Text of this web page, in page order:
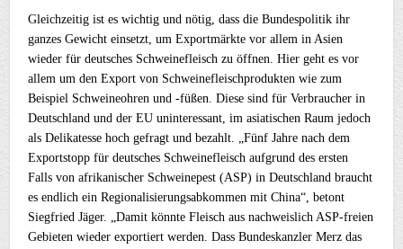
Gleichzeitig ist es wichtig und nötig, dass die Bundespolitik ihr
ganzes Gewicht einsetzt, um Exportmärkte vor allem in Asien
wieder für deutsches Schweinefleisch zu öffnen. Hier geht es vor
allem um den Export von Schweinefleischprodukten wie zum
Beispiel Schweineohren und -füßen. Diese sind für Verbraucher in
Deutschland und der EU uninteressant, im asiatischen Raum jedoch
als Delikatesse hoch gefragt und bezahlt. „Fünf Jahre nach dem
Exportstopp für deutsches Schweinefleisch aufgrund des ersten
Falls von afrikanischer Schweinepest (ASP) in Deutschland braucht
es endlich ein Regionalisierungsabkommen mit China“, betont
Siegfried Jäger. „Damit könnte Fleisch aus nachweislich ASP-freien
Gebieten wieder exportiert werden. Dass Bundeskanzler Merz das